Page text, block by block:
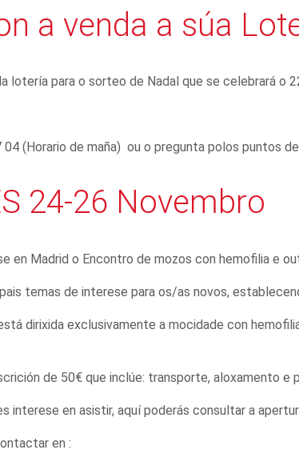
a venda a súa
lotería para o sorteo de Nadal que se celebrará o
(Horario de maña) ou o pregunta polos puntos
24-26 Novembro
en Madrid o Encontro de mozos con hemofilia e
temas de interese para os/as novos,
dirixida exclusivamente a mocidade con
de 50€ que inclúe: transporte, aloxamento e
interese en asistir, aquí poderás consultar a
en :